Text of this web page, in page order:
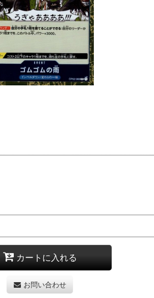
カートに入れる
お問い合わせ